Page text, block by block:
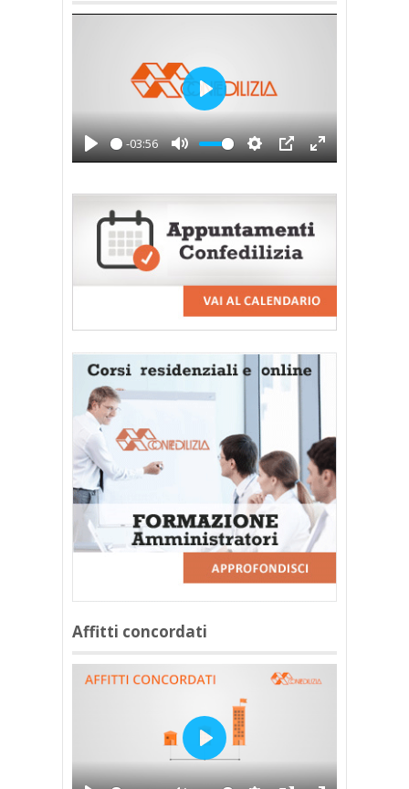
Play
-03:56
Mute
Settings
PIP
Enter
Play
Affitti concordati
Play